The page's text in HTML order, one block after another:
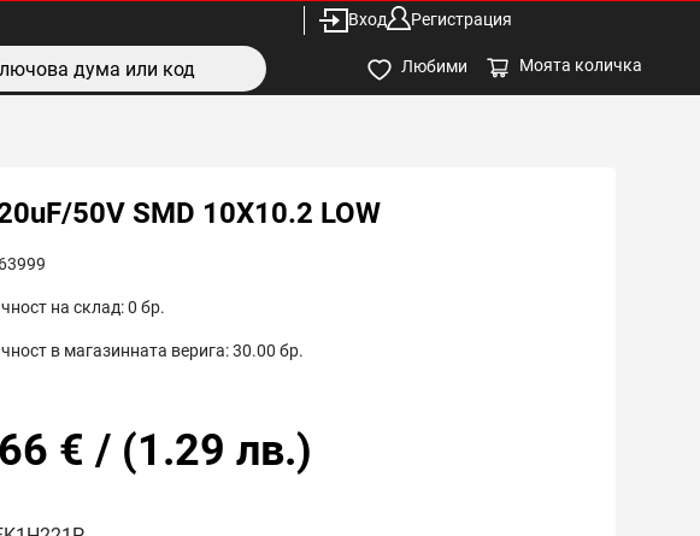
Вход Регистрация
Любими Моята количка
50V SMD 10X10.2 LOW
63999
на склад:0 бр.
в магазинната верига:30.00 бр.
€ / (1.29 лв.)